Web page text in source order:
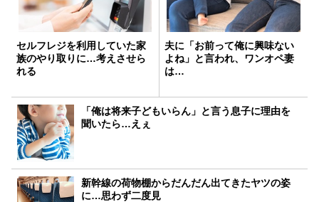
セルフレジを利用していた家
族のやり取りに…考えさせら
れる
夫に「お前って俺に興味ない
よね」と言われ、ワンオペ妻
は…
「俺は将来子どもいらん」と言う息子に理由を
聞いたら…えぇ
新幹線の荷物棚からだんだん出てきたヤツの姿
に…思わず二度見